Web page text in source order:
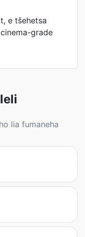
e tšehetsa
grade
lia fumaneha